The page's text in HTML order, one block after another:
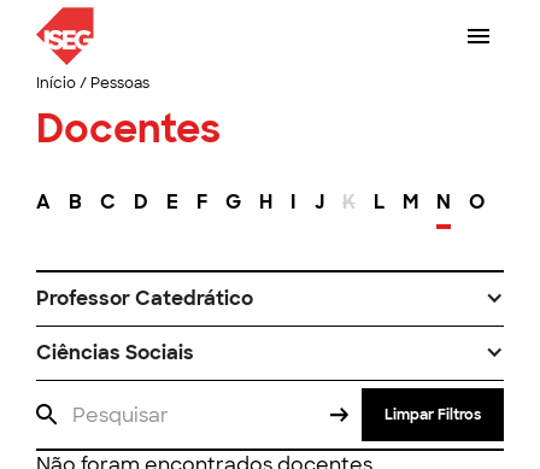
Início/ Pessoas
Docentes
A B C D E F G H I J K L M N O
Professor Catedrático
Ciências Sociais
Limpar Filtros